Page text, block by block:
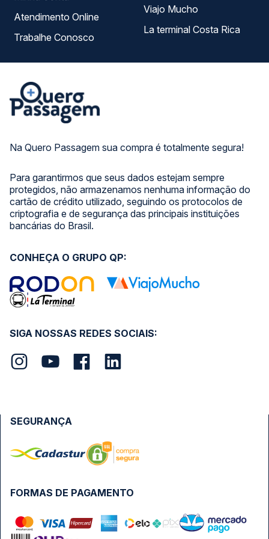
Na Quero Passagem sua compra é totalmente segura!
Para garantirmos que seus dados estejam sempre
protegidos, não armazenamos nenhuma informação do
cartão de crédito utilizado, seguindo os protocolos de
criptografia e de segurança das principais instituições
bancárias do Brasil.
Atendimento Online
Trabalhe Conosco
Viajo Mucho
La terminal Costa Rica
SIGA NOSSAS REDES SOCIAIS:
CONHEÇA O GRUPO QP:
FORMAS DE PAGAMENTO
SEGURANÇA